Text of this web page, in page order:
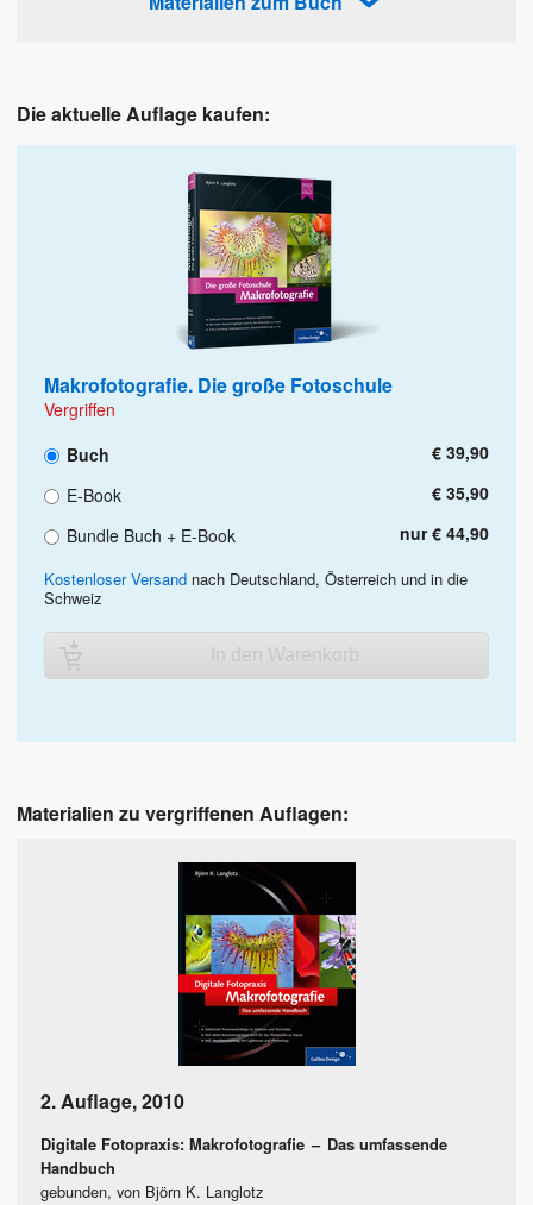
Die aktuelle Auflage kaufen:
Makrofotografie. Die große Fotoschule
Vergriffen
Buch
€ 39,90
E-Book
€ 35,90
Bundle Buch + E-Book
nur € 44,90
Kostenloser Versand nach Deutschland, Österreich und in die
Schweiz
In den Warenkorb
Materialien zu vergriffenen Auflagen:
2. Auflage,2010
Digitale Fotopraxis: Makrofotografie – Das umfassende
Handbuch
gebunden, von Björn K. Langlotz